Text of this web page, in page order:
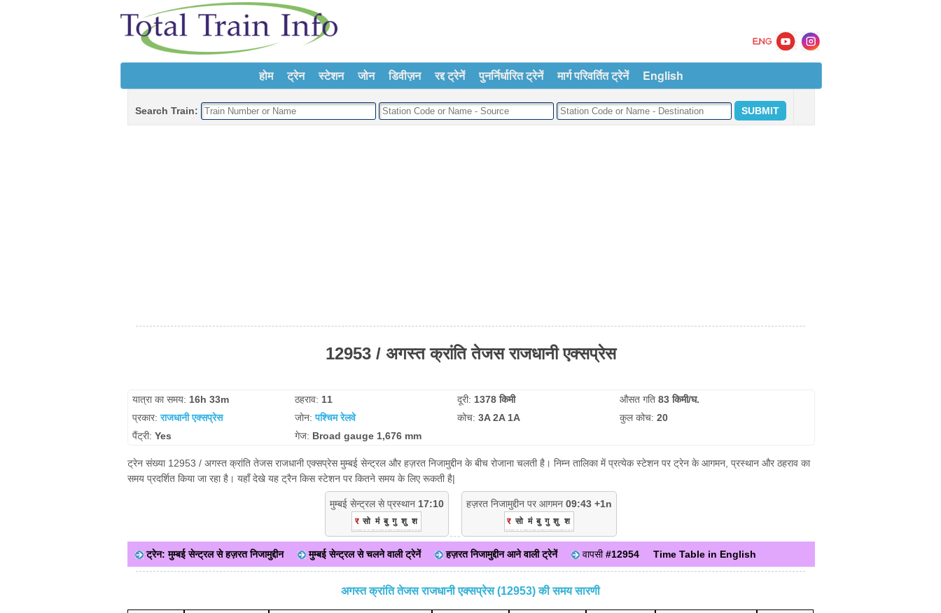
होम ट्रेन स्टेशन जोन डिवीज़न रद्द ट्रेनें पुनर्निर्धारित ट्रेनें मार्ग परिवर्तित ट्रेनें English
Search Train:
12953 / अगस्त क्रांति तेजस राजधानी एक्सप्रेस
यात्रा का समय: 16h 33m ठहराव: 11 दूरी: 1378 किमी औसत गति 83 किमी/घ.
प्रकार:राजधानी एक्सप्रेस जोन:पश्चिम रेलवे कोच: 3A 2A 1A कुल कोच: 20
पैंट्री: Yes गेज: Broad gauge 1,676 mm
ट्रेन संख्या 12953 / अगस्त क्रांति तेजस राजधानी एक्सप्रेस मुम्बई सेन्ट्रल और हज़रत निजामुद्दीन के बीच रोजाना चलती है। निम्न तालिका में प्रत्येक स्टेशन पर ट्रेन के आगमन, प्रस्थान और ठहराव का
समय प्रदर्शित किया जा रहा है। यहाँ देखे यह ट्रैन किस स्टेशन पर कितने समय के लिए रूकती है|
मुम्बई सेन्ट्रल से प्रस्थान 17:10
र सो मं बु गु शु श
हज़रत निजामुद्दीन पर आगमन 09:43 +1n
र सो मं बु गु शु श
ट्रेन: मुम्बई सेन्ट्रल से हज़रत निजामुद्दीन मुम्बई सेन्ट्रल से चलने वाली ट्रेनें हज़रत निजामुद्दीन आने वाली ट्रेनें वापसी#12954 Time Table in English
अगस्त क्रांति तेजस राजधानी एक्सप्रेस (12953) की समय सारणी